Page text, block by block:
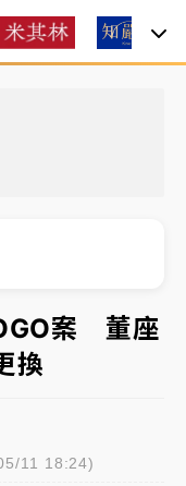
票「關禁閉」天
高為元致歉：機會
縣市大雨特報、各
下半年續旺指
重點
案 董座
換
11 18:24)